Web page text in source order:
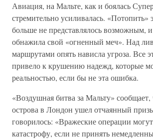
Авиация, на Мальте, как и боялась
стремительно усиливалась. «Потопить»
больше не представлялось возможным,
обнажила свой «огненный меч». Над
маршрутами опять нависла угроза. Все
привело к крушению надежд, которые
реальностью, если бы не эта ошибка.
«Воздушная битва за Мальту» сообщает,
острова в Лондон ушел отчаянный
говорилось: «Вражеские операции
катастрофу, если не принять